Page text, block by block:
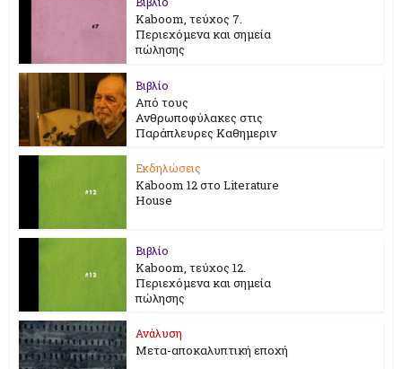
Kaboom, τεύχος 7.
Περιεχόμενα και σημεία
πώλησης
Βιβλίο
Από τους
Ανθρωποφύλακες στις
Παράπλευρες Καθημεριν
Εκδηλώσεις
Kaboom 12 στο Literature
House
Βιβλίο
Kaboom, τεύχος 12.
Περιεχόμενα και σημεία
πώλησης
Ανάλυση
Μετα-αποκαλυπτική εποχή